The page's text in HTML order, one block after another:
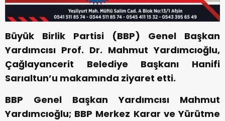
Büyük Birlik Partisi (BBP) Genel Başkan
Yardımcısı Prof. Dr. Mahmut Yardımcıoğlu,
Çağlayancerit Belediye Başkanı Hanifi
Sarıaltun’u makamında ziyaret etti.
BBP Genel Başkan Yardımcısı Mahmut
Yardımcıoğlu; BBP Merkez Karar ve Yürütme